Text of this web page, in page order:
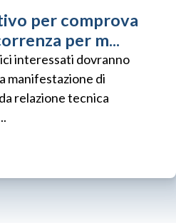
per comprova
per m...
interessati dovranno
manifestazione di
relazione tecnica